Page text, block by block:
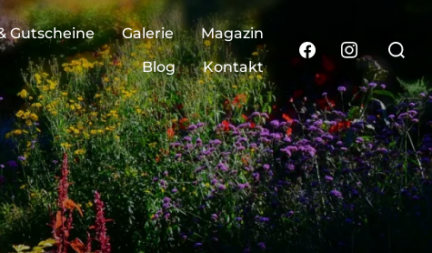
Gutscheine Galerie
Magazin
Blog
Kontakt